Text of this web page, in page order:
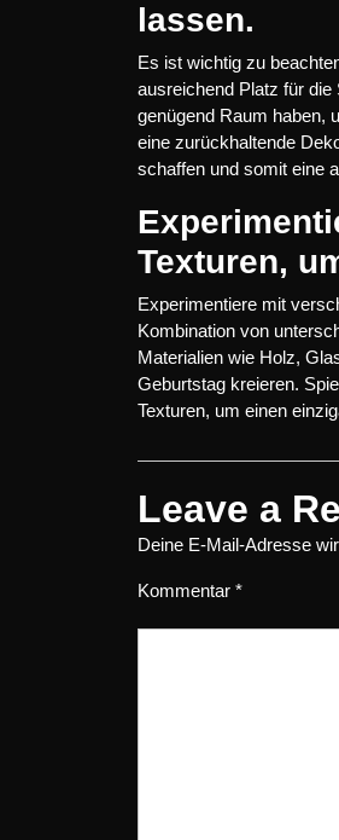
lassen.
Es ist wichtig zu
ausreichend Platz für
genügend Raum haben,
eine zurückhaltende
schaffen und somit eine
Texturen,
Experimentiere mit
Kombination von
Materialien wie Holz,
Geburtstag kreieren.
Texturen, um einen
Leave a
Deine E-Mail-Adresse
Kommentar *